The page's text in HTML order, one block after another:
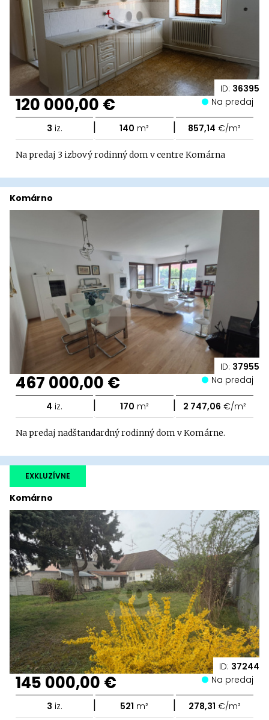
ID: 36395
120 000,00 € Na predaj
3 iz. | 140 m² | 857,14 €/m²
Na predaj 3 izbový rodinný dom v centre Komárna
ID: 37955
Komárno
467 000,00 € Na predaj
4 iz. | 170 m² | 2 747,06 €/m²
Na predaj nadštandardný rodinný dom v Komárne.
ID: 37244
Komárno
EXKLUZÍVNE
145 000,00 € Na predaj
3 iz. | 521 m² | 278,31 €/m²